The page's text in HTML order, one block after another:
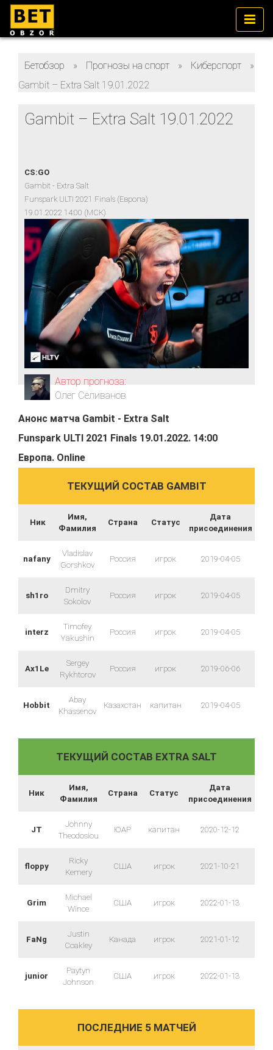
Бетобзор » Прогнозы на спорт » Киберспорт
»
Gambit – Extra Salt 19.01.2022
Gambit – Extra Salt 19.01.2022
CS:GO
Gambit - Extra Salt
Funspark ULTI 2021 Finals (Европа)
19.01.2022 14:00 (МСК)
Автор прогноза:
Олег Селиванов
ТЕКУЩИЙ СОСТАВ GAMBIT
Ник
Имя,
Фамилия
Страна Статус
Дата
присоединения
nafany
Vladislav
Gorshkov
Россия игрок 2019-04-05
sh1ro
Dmitry
Sokolov
Россия игрок 2019-04-05
interz
Timofey
Yakushin
Россия игрок 2019-04-05
Ax1Le
Sergey
Rykhtorov
Россия игрок 2019-06-06
Hobbit
Abay
Khassenov
Казахстан капитан 2019-04-05
ТЕКУЩИЙ СОСТАВ EXTRA SALT
Ник
Имя,
Фамилия
Страна Статус
Дата
присоединения
JT
Johnny
Theodosiou
ЮАР капитан 2020-12-12
floppy
Ricky
Kemery
США игрок 2021-10-21
Grim
Michael
Wince
США игрок 2022-01-13
FaNg
Justin
Coakley
Канада игрок 2021-01-12
junior
Paytyn
Johnson
США игрок 2022-01-13
ПОСЛЕДНИЕ 5 МАТЧЕЙ
Анонс матча Gambit - Extra Salt
Funspark ULTI 2021 Finals 19.01.2022. 14:00
Европа. Online